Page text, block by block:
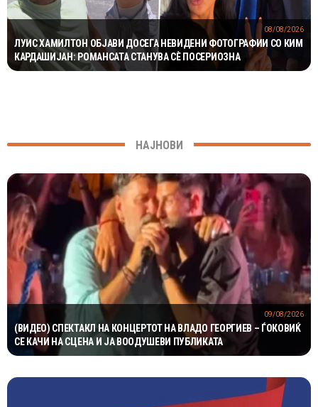
ЛУИС ХАМИЛТОН ОБЈАВИ ДОСЕГА НЕВИДЕНИ ФОТОГРАФИИ СО КИМ
КАРДАШИЈАН: РОМАНСАТА СТАНУВА СÈ ПОСЕРИОЗНА
08/08/2026
НАЈНОВИ
(ВИДЕО) СПЕКТАКЛ НА КОНЦЕРТОТ НА ВЛАДО ГЕОРГИЕВ – ЃОКОВИЌ
СЕ КАЧИ НА СЦЕНА И ЈА ВООДУШЕВИ ПУБЛИКАТА
09/08/2026